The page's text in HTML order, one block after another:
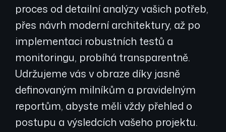
proces od detailní analýzy vašich potřeb,
přes návrh moderní architektury, až po
implementaci robustních testů a
monitoringu, probíhá transparentně.
Udržujeme vás v obraze díky jasně
definovaným milníkům a pravidelným
reportům, abyste měli vždy přehled o
postupu a výsledcích vašeho projektu.